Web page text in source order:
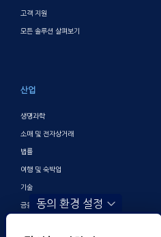
고객 지원
모든 솔루션 살펴보기
산업
생명과학
소매 및 전자상거래
법률
여행 및 숙박업
기술
금융 및 뱅킹동의 환경 설정